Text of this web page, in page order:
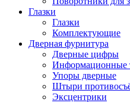
Глазки
Глазки
Комплектующие
Дверная фурнитура
Дверные цифры
Информационные
Упоры дверные
Штыри
Эксцентрики